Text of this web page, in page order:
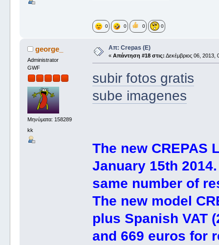
0 0 0 0
george_
Administrator
GWF
Μηνύματα: 158289
kk
Απ: Crepas (E)
« Απάντηση #18 στις: Δεκέμβριος 06, 2013,
subir fotos gratis
sube imagenes
The new CREPAS
January 15th
same number of
The new model
plus Spanish VAT
and 669 euros for